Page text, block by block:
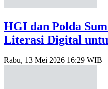
HGI dan Polda
Literasi Digital
Rabu, 13 Mei 2026 16:29 WIB